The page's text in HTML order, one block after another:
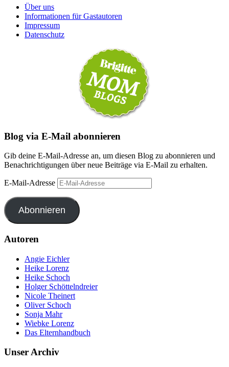
Über uns
Informationen für Gastautoren
Impressum
Datenschutz
Blog via E-Mail abonnieren
Gib deine E-Mail-Adresse an, um diesen Blog zu abonnieren und
Benachrichtigungen über neue Beiträge via E-Mail zu erhalten.
E-Mail-Adresse
Abonnieren
Autoren
Angie Eichler
Heike Lorenz
Heike Schoch
Holger Schöttelndreier
Nicole Theinert
Oliver Schoch
Sonja Mahr
Wiebke Lorenz
Das Elternhandbuch
Unser Archiv